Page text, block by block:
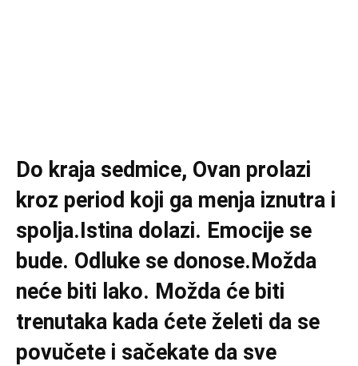
Do kraja sedmice, Ovan prolazi
kroz period koji ga menja iznutra i
spolja.Istina dolazi. Emocije se
bude. Odluke se donose.Možda
neće biti lako. Možda će biti
trenutaka kada ćete želeti da se
povučete i sačekate da sve